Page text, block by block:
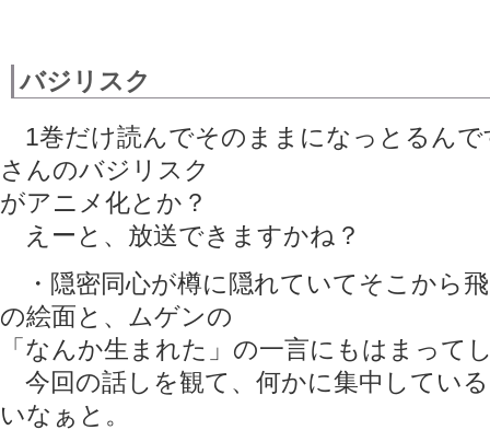
バジリスク
1巻だけ読んでそのままになっとるん
さんのバジリスク
がアニメ化とか？
えーと、放送できますかね？
・隠密同心が樽に隠れていてそこから
の絵面と、ムゲンの
「なんか生まれた」の一言にもはまって
今回の話しを観て、何かに集中してい
いなぁと。